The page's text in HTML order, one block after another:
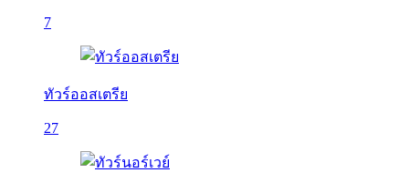
7
ทัวร์ออสเตรีย
27